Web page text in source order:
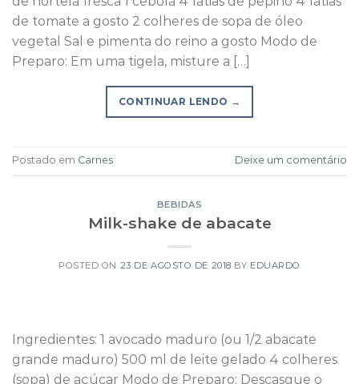
de tomate a gosto 2 colheres de sopa de óleo
vegetal Sal e pimenta do reino a gosto Modo de
Preparo: Em uma tigela, misture a […]
CONTINUAR LENDO →
Postado em Carnes Deixe um comentário
BEBIDAS
Milk-shake de abacate
POSTED ON 23 DE AGOSTO DE 2018 BY EDUARDO
Ingredientes: 1 avocado maduro (ou 1/2 abacate
grande maduro) 500 ml de leite gelado 4 colheres
(sopa) de açúcar Modo de Preparo: Descasque o